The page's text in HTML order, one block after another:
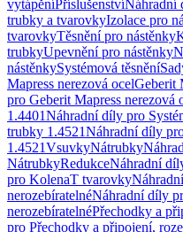
vytápěníPříslušenstvíNáhradní
trubky a tvarovkyIzolace pro
tvarovkyTěsnění pro nástěnky
trubkyUpevnění pro nástěnky
nástěnkySystémová těsnění
Mapress nerezová ocelGeberit
pro Geberit Mapress nerezová
1.4401Náhradní díly pro
trubky 1.4521Náhradní díly
1.4521VsuvkyNátrubky
NátrubkyRedukceNáhradní
pro KolenaT tvarovky
nerozebíratelnéNáhradní díly
nerozebíratelnéPřechodky a
pro Přechodky a připojení,